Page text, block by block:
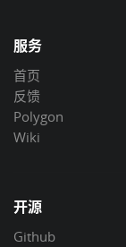
服务
首页
反馈
Polygon
Wiki
开源
Github